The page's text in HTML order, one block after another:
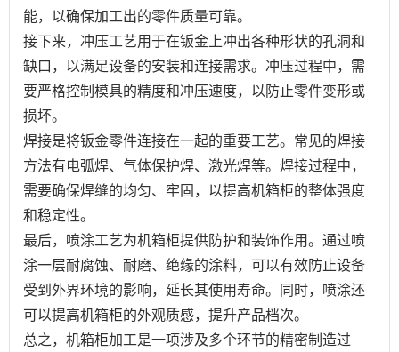
能，以确保加工出的零件质量可靠。
接下来，冲压工艺用于在钣金上冲出各种形状的孔洞和
缺口，以满足设备的安装和连接需求。冲压过程中，需
要严格控制模具的精度和冲压速度，以防止零件变形或
损坏。
焊接是将钣金零件连接在一起的重要工艺。常见的焊接
方法有电弧焊、气体保护焊、激光焊等。焊接过程中，
需要确保焊缝的均匀、牢固，以提高机箱柜的整体强度
和稳定性。
最后，喷涂工艺为机箱柜提供防护和装饰作用。通过喷
涂一层耐腐蚀、耐磨、绝缘的涂料，可以有效防止设备
受到外界环境的影响，延长其使用寿命。同时，喷涂还
可以提高机箱柜的外观质感，提升产品档次。
总之，机箱柜加工是一项涉及多个环节的精密制造过